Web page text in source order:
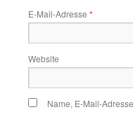
E-Mail-Adresse *
Website
Name, E-Mail-